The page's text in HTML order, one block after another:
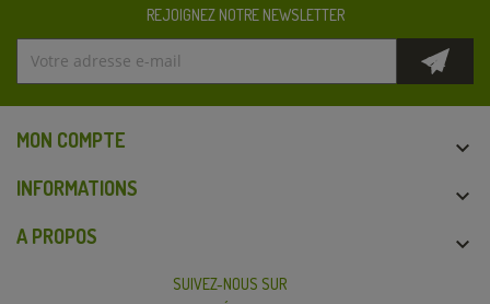
REJOIGNEZ NOTRE NEWSLETTER
MON COMPTE 
INFORMATIONS 
A PROPOS 
SUIVEZ-NOUS SUR